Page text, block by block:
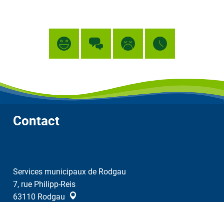
Contact
Services municipaux de Rodgau
7, rue Philipp-Reis
63110 Rodgau